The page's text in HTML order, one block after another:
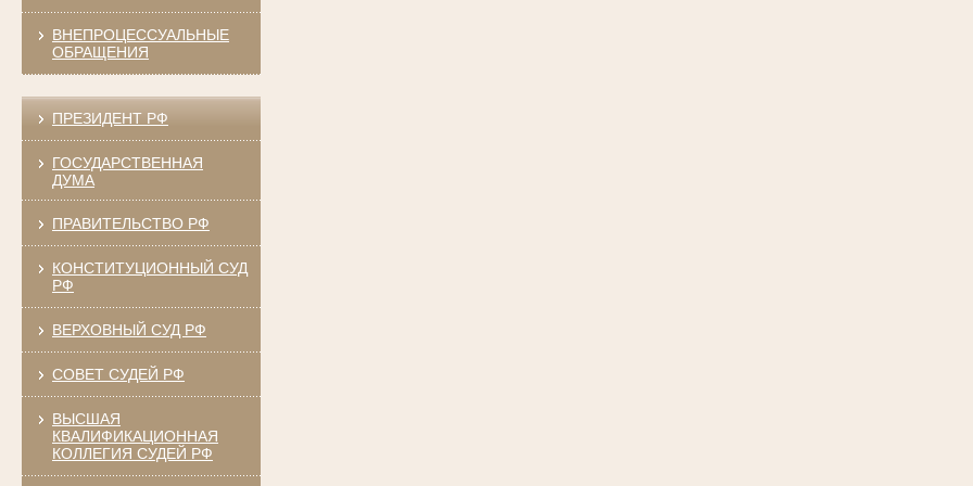
ВНЕПРОЦЕССУАЛЬНЫЕ
ОБРАЩЕНИЯ
ПРЕЗИДЕНТ РФ
ГОСУДАРСТВЕННАЯ
ДУМА
ПРАВИТЕЛЬСТВО РФ
КОНСТИТУЦИОННЫЙ СУД
РФ
ВЕРХОВНЫЙ СУД РФ
СОВЕТ СУДЕЙ РФ
ВЫСШАЯ
КВАЛИФИКАЦИОННАЯ
КОЛЛЕГИЯ СУДЕЙ РФ